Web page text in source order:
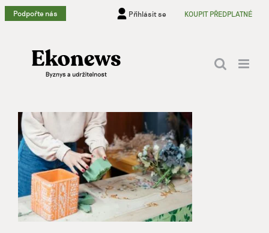
Přeskočit
na
Podpořte nás Přihlásit se KOUPIT PŘEDPLATNÉ